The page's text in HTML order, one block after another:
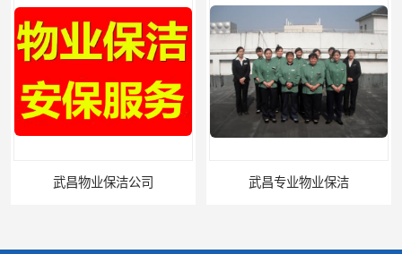
武昌物业保洁公司 武昌专业物业保洁